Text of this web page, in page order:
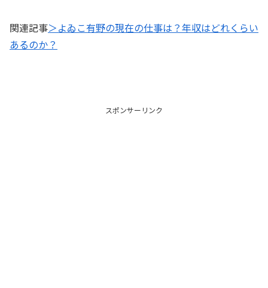
関連記事＞よゐこ有野の現在の仕事は？年収はどれくらい
あるのか？
スポンサーリンク